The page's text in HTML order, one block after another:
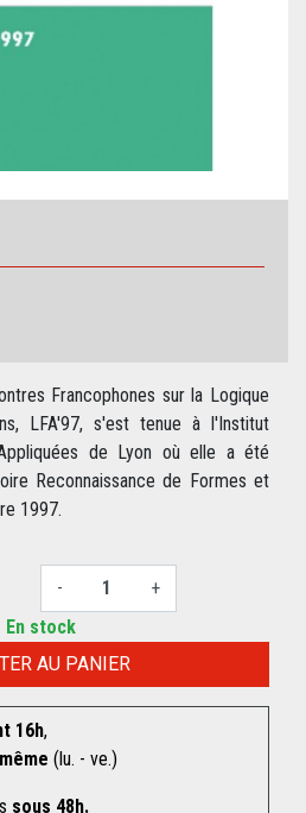
Francophones sur la Logique
LFA'97, s'est tenue à l'Institut
de Lyon où elle a été
Reconnaissance de Formes et
1997.
- +
AU PANIER
En stock
16h,
(lu. - ve.)
sous 48h.